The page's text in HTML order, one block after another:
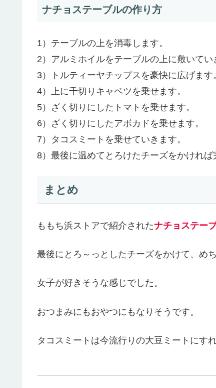
ナチョステーブルの作り方
1）テーブルの上を消毒します。
2）アルミホイルをテーブルの上に敷いてい
3）トルティーヤチップスを豪快に広げます
4）上に千切りキャベツを乗せます。
5）ざく切りにしたトマトを乗せます。
6）ざく切りにしたアボカドを乗せます。
7）タコスミートを乗せていきます。
8）最後に温めてとろけたチーズをかければ
まとめ
ももち浜ストアで紹介されたナチョステー
最後にとろ～っとしたチーズをかけて、め
女子が好きそうな感じでした。
おつまみにもおやつにもなりそうです。
タコスミートは今流行りの大豆ミートにす